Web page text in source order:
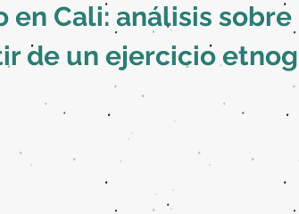
en Cali: análisis
de un ejercicio